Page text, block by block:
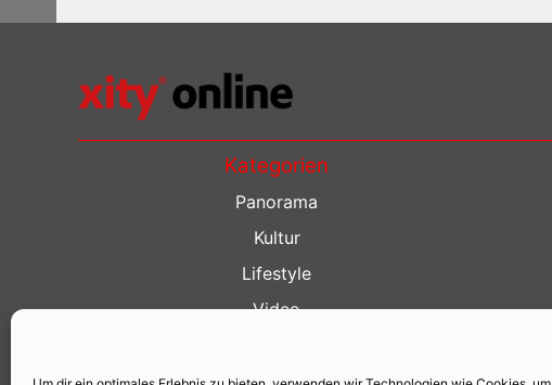
Kategorien
Panorama
Kultur
Lifestyle
Video